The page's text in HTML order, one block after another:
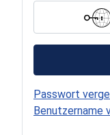
Passwort
Benutzername